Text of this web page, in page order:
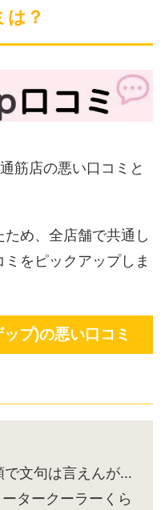
は？
筋店の悪い口コミと
め、全店舗で共通し
をピックアップしま
プ)の悪い口コミ
文句は言えんが…
タークーラーくら